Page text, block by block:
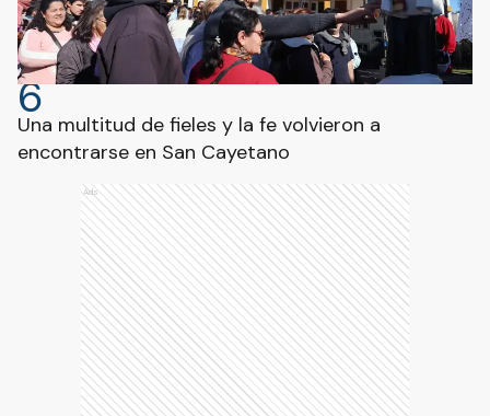
6
Una multitud de fieles y la fe volvieron a
encontrarse en San Cayetano
Ads